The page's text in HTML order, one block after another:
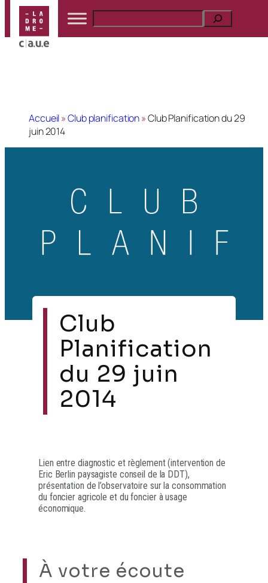
Accueil»Club planification»Club Planification du 29
juin 2014
Club
Planification
du 29 juin
2014
Lien entre diagnostic et règlement (intervention de
Eric Berlin paysagiste conseil de la DDT),
présentation de l’observatoire sur la consommation
du foncier agricole et du foncier à usage
économique.
À votre écoute